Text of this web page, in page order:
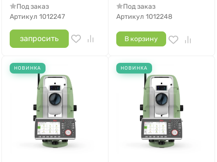
Под заказ
Артикул 1012247
запросить
Под заказ
Артикул 1012248
В корзину
НОВИНКА НОВИНКА